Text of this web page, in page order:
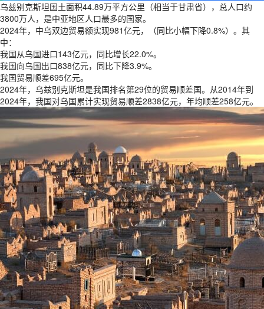
乌兹别克斯坦国土面积44.89万平方公里（相当于甘肃省），总人口约
3800万人，是中亚地区人口最多的国家。
2024年，中乌双边贸易额实现981亿元，（同比小幅下降0.8%）。其
中：
我国从乌国进口143亿元，同比增长22.0%。
我国向乌国出口838亿元，同比下降3.9%。
我国贸易顺差695亿元。
2024年，乌兹别克斯坦是我国排名第29位的贸易顺差国。从2014年到
2024年，我国对乌国累计实现贸易顺差2838亿元，年均顺差258亿元。